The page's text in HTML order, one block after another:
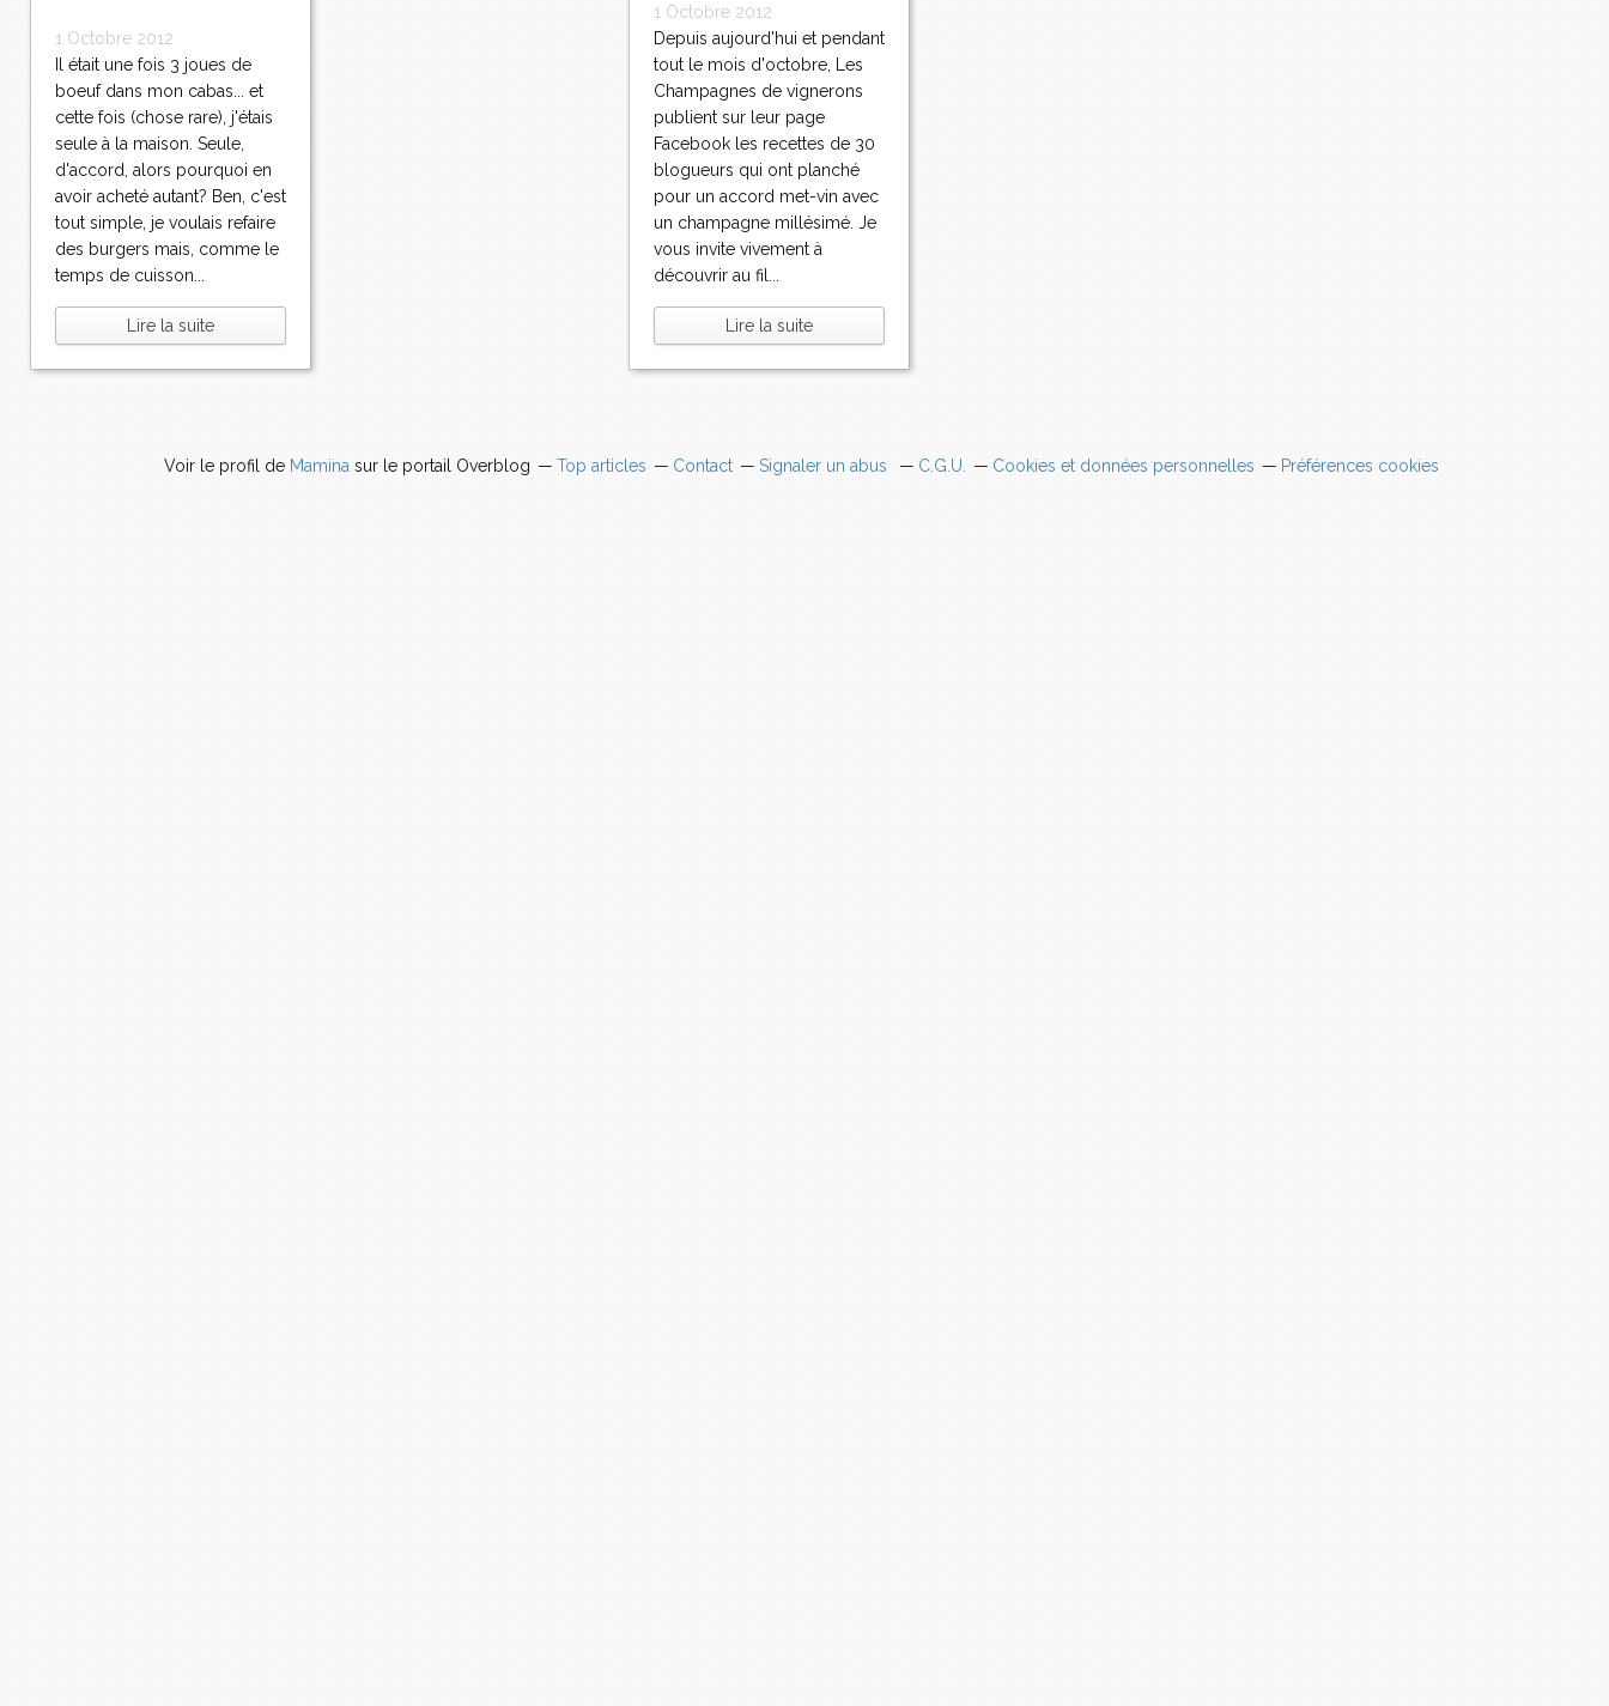
1 Octobre 2012
Depuis aujourd'hui et pendant
tout le mois d'octobre, Les
Champagnes de vignerons
publient sur leur page
Facebook les recettes de 30
blogueurs qui ont planché
pour un accord met-vin avec
un champagne millésimé. Je
vous invite vivement à
découvrir au fil...
Lire la suite
1 Octobre 2012
Il était une fois 3 joues de
boeuf dans mon cabas... et
cette fois (chose rare), j'étais
seule à la maison. Seule,
d'accord, alors pourquoi en
avoir acheté autant? Ben, c'est
tout simple, je voulais refaire
des burgers mais, comme le
temps de cuisson...
Lire la suite
Voir le profil de Mamina sur le portail Overblog Top articles Contact Signaler un abus C.G.U. Cookies et données personnelles Préférences cookies